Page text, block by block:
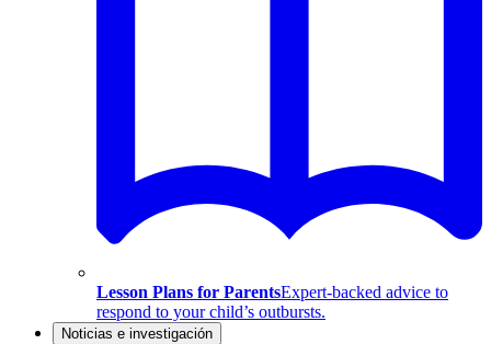
Lesson Plans for ParentsExpert-backed advice to
respond to your child’s outbursts.
Noticias e investigación